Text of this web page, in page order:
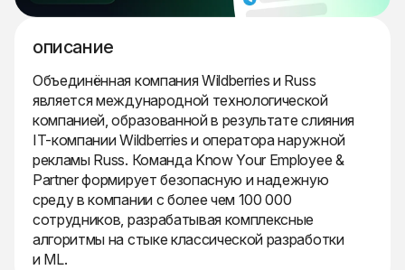
описание
Объединённая компания Wildberries и Russ
является международной технологической
компанией, образованной в результате слияния
IT-компании Wildberries и оператора наружной
рекламы Russ. Команда Know Your Employee &
Partner формирует безопасную и надежную
среду в компании с более чем 100 000
сотрудников, разрабатывая комплексные
алгоритмы на стыке классической разработки
и ML.